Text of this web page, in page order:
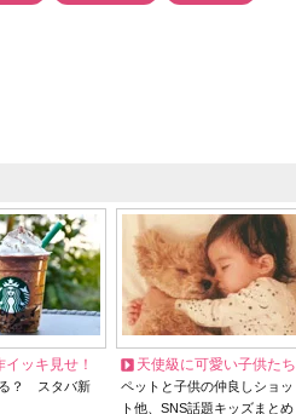
イッキ見せ！
？ スタバ新
天使級に可愛い子供たち
ペットと子供の仲良しショッ
ト他、SNS話題キッズまとめ